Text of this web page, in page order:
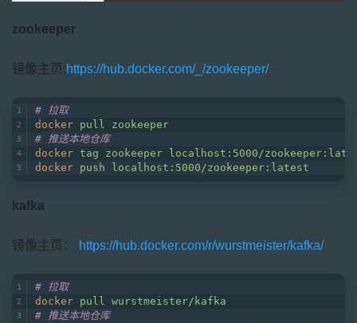
zookeeper
镜像主页:https://hub.docker.com/_/zookeeper/
# 拉取
docker pull zookeeper
# 推送本地仓库
docker tag zookeeper localhost:5000/
docker push localhost:5000/zookeeper:latest
kafka
镜像主页： https://hub.docker.com/r/wurstmeister/kafka/
# 拉取
docker pull wurstmeister/kafka
# 推送本地仓库